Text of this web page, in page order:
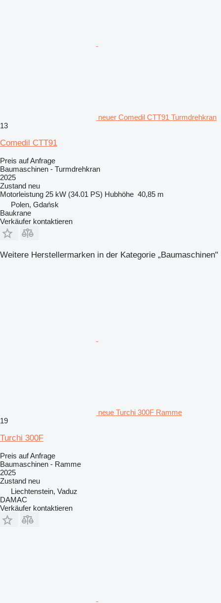
neuer Comedil CTT91 Turmdrehkran
13
Comedil CTT91
Preis auf Anfrage
Baumaschinen - Turmdrehkran
2025
Zustand neu
Motorleistung 25 kW (34.01 PS) Hubhöhe 40,85 m
Polen, Gdańsk
Baukrane
Verkäufer kontaktieren
Weitere Herstellermarken in der Kategorie „Baumaschinen"
neue Turchi 300F Ramme
19
Turchi 300F
Preis auf Anfrage
Baumaschinen - Ramme
2025
Zustand neu
Liechtenstein, Vaduz
DAMAC
Verkäufer kontaktieren